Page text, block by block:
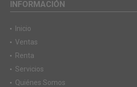
INFORMACIÓN
Inicio
Ventas
Renta
Servicios
Quiénes Somos